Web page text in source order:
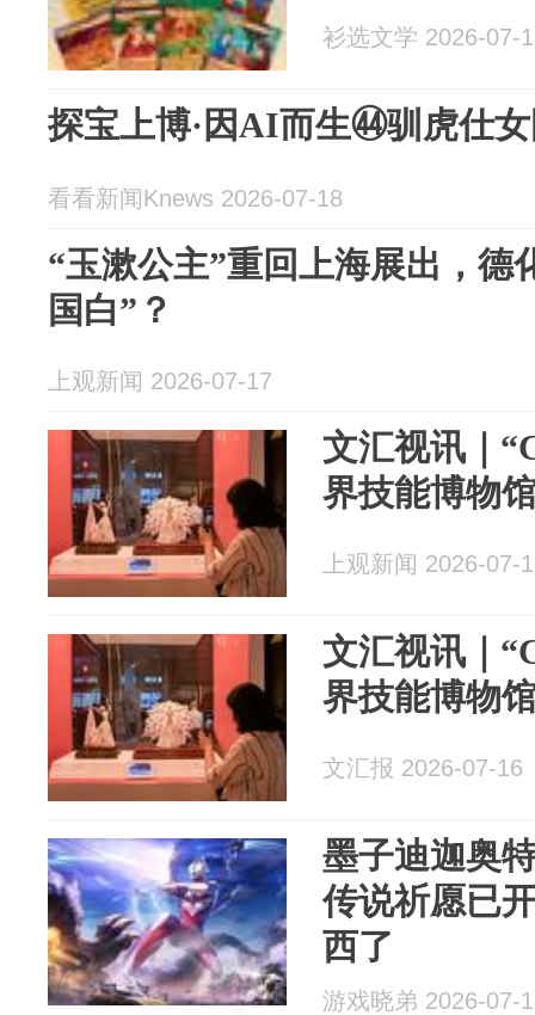
衫选文学 2026-07-
探宝上博·因AI而生㊹驯虎仕
看看新闻Knews 2026-07-18
“玉漱公主”重回上海展出，德
国白”？
上观新闻 2026-07-17
文汇视讯｜
界技能博物
上观新闻 2026-07-
文汇视讯｜
界技能博物
文汇报 2026-07-16
墨子迪迦奥
传说祈愿已
西了
游戏晓弟 2026-07-